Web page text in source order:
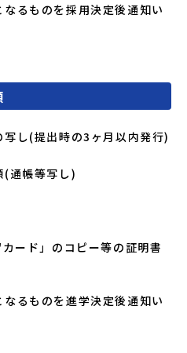
るものを採用決定後通知い
し(提出時の3ヶ月以内発行)
(通帳等写し)
ード」のコピー等の証明書
るものを進学決定後通知い